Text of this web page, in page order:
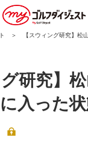
【スウィング研究】松
グ研究】
入った